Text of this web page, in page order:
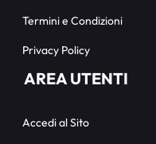
Termini e Condizioni
Privacy Policy
AREA UTENTI
Accedi al Sito